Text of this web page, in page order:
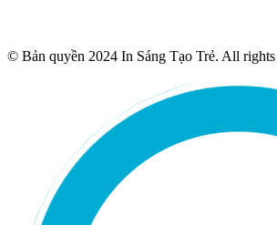
© Bản quyền 2024 In Sáng Tạo Trẻ. All rights